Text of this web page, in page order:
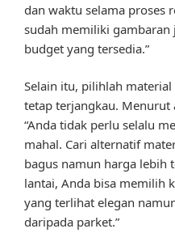
dan waktu selama proses
sudah memiliki gambaran
budget yang tersedia.”
Selain itu, pilihlah
tetap terjangkau. Menurut
“Anda tidak perlu selalu
mahal. Cari alternatif
bagus namun harga lebih
lantai, Anda bisa memilih
yang terlihat elegan
daripada parket.”